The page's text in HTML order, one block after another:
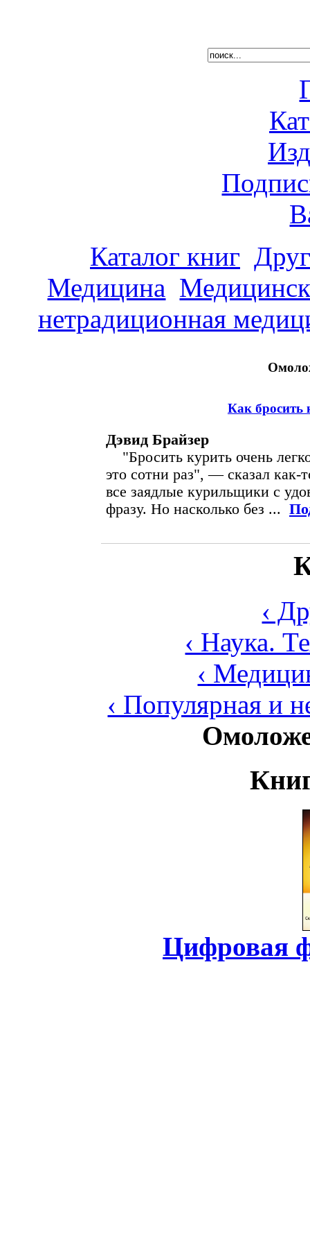
Каталог книг
Медицина
нетрадиционная
Как бросить
Дэвид Брайзер
"Бросить курить очень
это сотни раз", — сказал как-
все заядлые курильщики с
фразу. Но насколько без ...
‹
‹ Наука.
‹
‹ Популярная и
Цифровая